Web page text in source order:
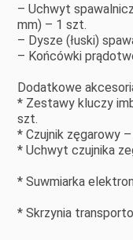
– Uchwyt
mm) – 1 szt.
– Dysze (łuski)
– Końcówki
Dodatkowe
* Zestawy kluczy
szt.
* Czujnik zęgarowy
* Uchwyt czujnika
* Suwmiarka
* Skrzynia